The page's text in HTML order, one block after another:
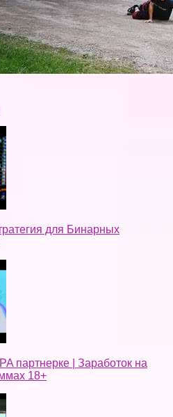
для Бинарных
партнерке | Заработок на
18+